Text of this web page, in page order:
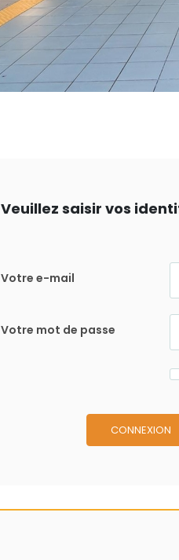
Veuillez saisir vos
Votre e-mail
Votre mot de passe
CONNEXION